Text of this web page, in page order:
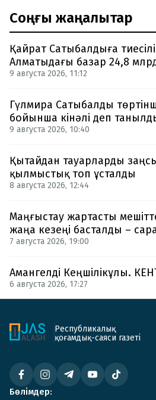
Соңғы жаңалықтар
Қайрат Сатыбалдыға
Алматыдағы базар 24,8
9 августа 2026, 11:12
Гүлмира Сатыбалды
бойынша кінәлі деп
9 августа 2026, 10:40
Қытайдан тауарларды
қылмыстық топ ұсталды
8 августа 2026, 12:44
Маңғыстау жартасты
жаңа кезеңі басталды –
7 августа 2026, 19:00
Амангелді Кеңшілікұлы.
6 августа 2026, 17:27
Республикалық
қоғамдық-саяси газеті
Бөлімдер: